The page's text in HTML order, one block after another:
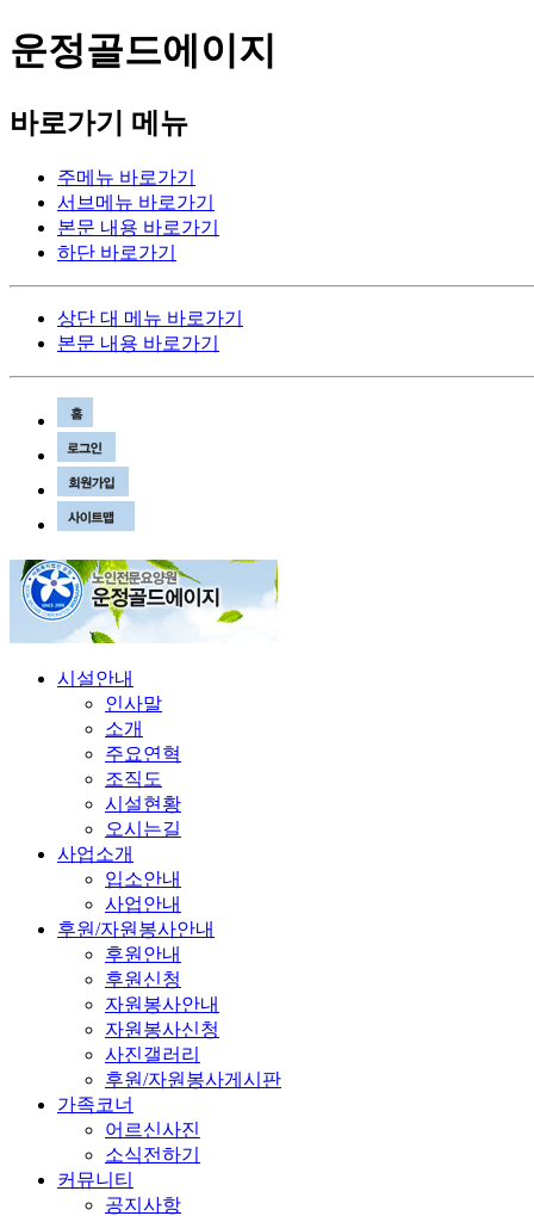
운정골드에이지
바로가기 메뉴
주메뉴 바로가기
서브메뉴 바로가기
본문 내용 바로가기
하단 바로가기
상단 대 메뉴 바로가기
본문 내용 바로가기
시설안내
인사말
소개
주요연혁
조직도
시설현황
오시는길
사업소개
입소안내
사업안내
후원/자원봉사안내
후원안내
후원신청
자원봉사안내
자원봉사신청
사진갤러리
후원/자원봉사게시판
가족코너
어르신사진
소식전하기
커뮤니티
공지사항